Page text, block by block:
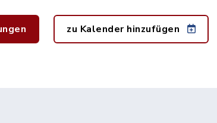
zu Kalender hinzufügen